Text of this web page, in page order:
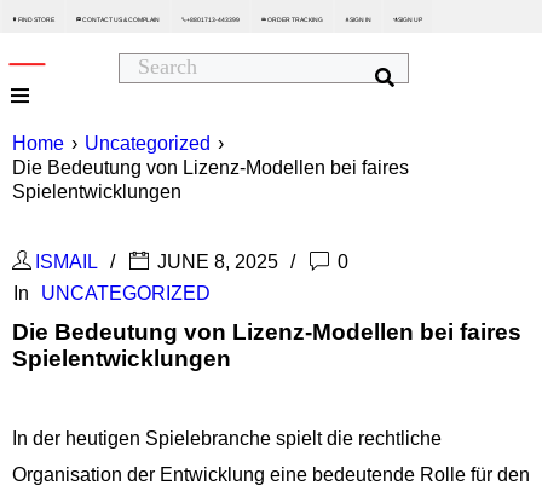
 FIND STORE  CONTACT US & COMPLAIN +8801713-443399  ORDER TRACKING  SIGN IN SIGN UP
Home › Uncategorized ›
Die Bedeutung von Lizenz-Modellen bei faires
Spielentwicklungen
ISMAIL JUNE 8, 2025
0
In
UNCATEGORIZED
Die Bedeutung von Lizenz-Modellen bei faires
Spielentwicklungen
In der heutigen Spielebranche spielt die rechtliche
Organisation der Entwicklung eine bedeutende Rolle für den